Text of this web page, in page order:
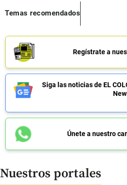
Temas recomendados
Regístrate a
Siga las noticias de EL
Únete a nuestro
Nuestros portales